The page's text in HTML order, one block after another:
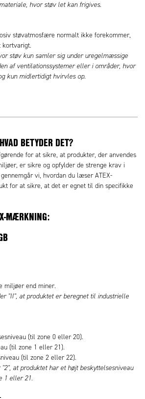
hvor støv let kan frigives.
støvatmosfære normalt ikke forekommer,
kortvarigt.
støv kun samler sig under uregelmæssige
af ventilationssystemer eller i områder, hvor
kun midlertidigt hvirvles op.
BETYDER DET?
for at sikre, at produkter, der anvendes
er sikre og opfylder de strenge krav i
vi, hvordan du læser ATEX-
for at sikre, at det er egnet til din specifikke
MÆRKNING:
miljøer end miner.
"II", at produktet er beregnet til industrielle
(til zone 0 eller 20).
(til zone 1 eller 21).
(til zone 2 eller 22).
at produktet har et højt beskyttelsesniveau
1 eller 21.